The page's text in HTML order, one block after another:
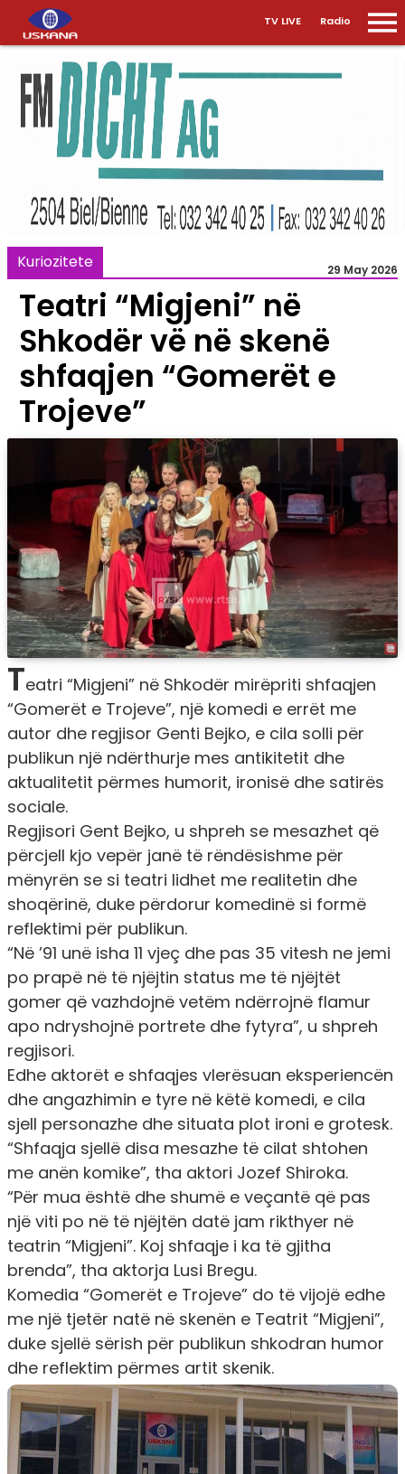
TV LIVE Radio
Kuriozitete 29 May 2026
Teatri “Migjeni” në
Shkodër vë në skenë
shfaqjen “Gomerët e
Trojeve”
Teatri “Migjeni” në Shkodër mirëpriti shfaqjen
“Gomerët e Trojeve”, një komedi e errët me
autor dhe regjisor Genti Bejko, e cila solli për
publikun një ndërthurje mes antikitetit dhe
aktualitetit përmes humorit, ironisë dhe satirës
sociale.
Regjisori Gent Bejko, u shpreh se mesazhet që
përcjell kjo vepër janë të rëndësishme për
mënyrën se si teatri lidhet me realitetin dhe
shoqërinë, duke përdorur komedinë si formë
reflektimi për publikun.
“Në ’91 unë isha 11 vjeç dhe pas 35 vitesh ne jemi
po prapë në të njëjtin status me të njëjtët
gomer që vazhdojnë vetëm ndërrojnë flamur
apo ndryshojnë portrete dhe fytyra”, u shpreh
regjisori.
Edhe aktorët e shfaqjes vlerësuan eksperiencën
dhe angazhimin e tyre në këtë komedi, e cila
sjell personazhe dhe situata plot ironi e grotesk.
“Shfaqja sjellë disa mesazhe të cilat shtohen
me anën komike”, tha aktori Jozef Shiroka.
“Për mua është dhe shumë e veçantë që pas
një viti po në të njëjtën datë jam rikthyer në
teatrin “Migjeni”. Koj shfaqje i ka të gjitha
brenda”, tha aktorja Lusi Bregu.
Komedia “Gomerët e Trojeve” do të vijojë edhe
me një tjetër natë në skenën e Teatrit “Migjeni”,
duke sjellë sërish për publikun shkodran humor
dhe reflektim përmes artit skenik.